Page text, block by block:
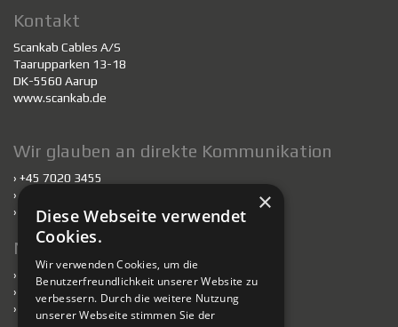
Kontakt
Scankab Cables A/S
Taarupparken 13-18
DK-5560 Aarup
www.scankab.de
Wir glauben an direkte Kommunikation
› +45 7020 3455
›scankab@scankab.de
›
Mitarbeiter
Nachhaltigkeit
›
Nachhaltigkeit
›
Kabel für nachhaltiges Bauen
› Verantwortlich handelnde Fabriken
×
Diese Webseite verwendet
Cookies.
Wir verwenden Cookies, um die
Benutzerfreundlichkeit unserer Website zu
verbessern. Durch die weitere Nutzung
unserer Webseite stimmen Sie der